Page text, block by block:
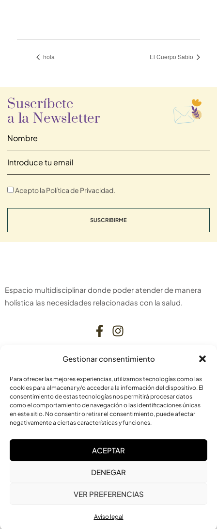
Gestionar consentimiento
Para ofrecer las mejores experiencias, utilizamos tecnologías como las
cookies para almacenar y/o acceder a la información del dispositivo. El
consentimiento de estas tecnologías nos permitirá procesar datos
como el comportamiento de navegación o las identificaciones únicas
en este sitio. No consentir o retirar el consentimiento, puede afectar
negativamente a ciertas características y funciones.
ACEPTAR
DENEGAR
VER PREFERENCIAS
Aviso legal
hola El Cuerpo Sabio
Suscríbete
a la Newsletter
Acepto la Política de Privacidad.
SUSCRIBIRME
Espacio multidisciplinar donde poder atender de manera
holística las necesidades relacionadas con la salud.
C. Bardenas Reales, 11, bajo
31006 Pamplona
Navarra